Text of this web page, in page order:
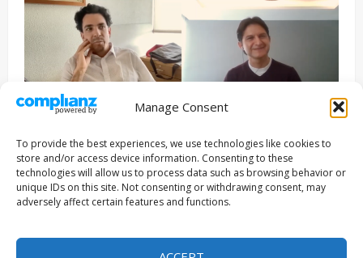
Manage Consent
To provide the best experiences, we use technologies like cookies to
store and/or access device information. Consenting to these
technologies will allow us to process data such as browsing behavior or
unique IDs on this site. Not consenting or withdrawing consent, may
adversely affect certain features and functions.
Entrevista Series
ENCUENTROS CON IVÁN URIEL T3E22: JUAN PATRICIO
RIVEROLL
Filmakersmovie 5 mayo, 2026